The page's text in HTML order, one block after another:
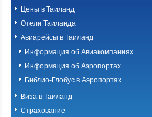
Цены в Таиланд
Отели Таиланда
Авиарейсы в Таиланд
Информация об Авиакомпаниях
Информация об Аэропортах
Библио-Глобус в Аэропортах
Виза в Таиланд
Страхование